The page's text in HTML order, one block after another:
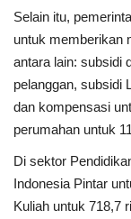
Selain itu,
untuk memberikan
antara lain: subsidi
pelanggan, subsidi
dan kompensasi
perumahan untuk
Di sektor
Indonesia Pintar
Kuliah untuk 718,7